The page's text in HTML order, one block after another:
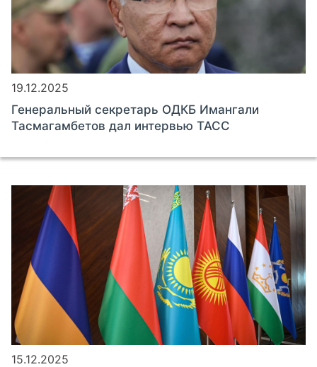
19.12.2025
Генеральный секретарь ОДКБ Имангали
Тасмагамбетов дал интервью ТАСС
15.12.2025